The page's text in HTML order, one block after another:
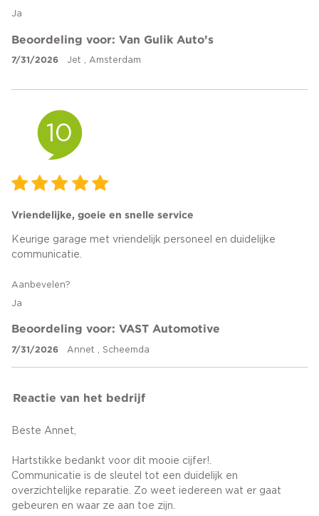
Ja
Beoordeling voor: Van Gulik Auto’s
7/31/2026 Jet , Amsterdam
10
Vriendelijke, goeie en snelle service
Keurige garage met vriendelijk personeel en duidelijke
communicatie.
Aanbevelen?
Ja
Beoordeling voor: VAST Automotive
7/31/2026 Annet , Scheemda
Reactie van het bedrijf
Beste Annet,
Hartstikke bedankt voor dit mooie cijfer!.
Communicatie is de sleutel tot een duidelijk en
overzichtelijke reparatie. Zo weet iedereen wat er gaat
gebeuren en waar ze aan toe zijn.